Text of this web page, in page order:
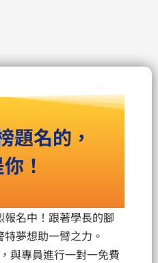
題名的，
！
報名中！跟著學長的腳
夢想助一臂之力。
與專員進行一對一免費